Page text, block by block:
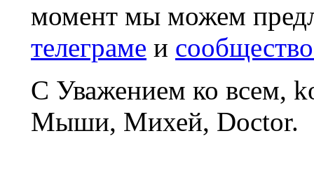
момент мы можем
телеграме и
С Уважением ко всем,
Мыши, Михей, Doctor.